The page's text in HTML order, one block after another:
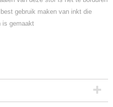
gebruik maken van inkt die
is gemaakt